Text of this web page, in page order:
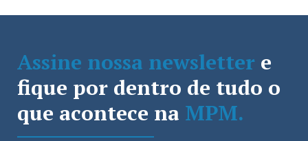
Assine nossa newsletter e
fique por dentro de tudo o
que acontece na MPM.